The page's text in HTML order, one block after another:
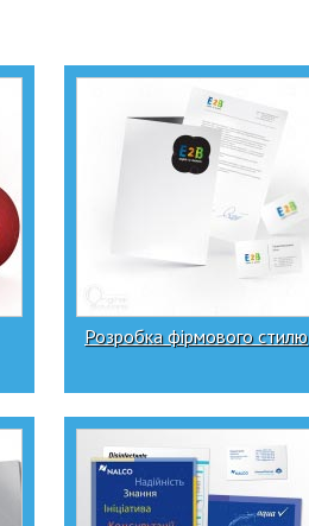
Розробка фірмового стилю